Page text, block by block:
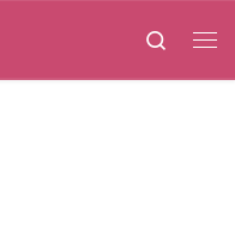
Search